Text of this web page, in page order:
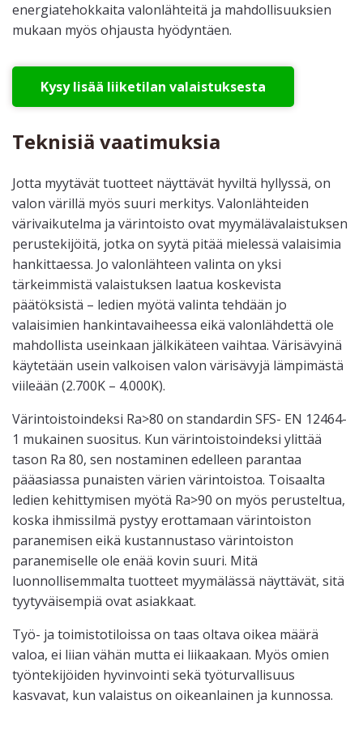
energiatehokkaita valonlähteitä ja mahdollisuuksien
mukaan myös ohjausta hyödyntäen.
Kysy lisää liiketilan valaistuksesta
Teknisiä vaatimuksia
Jotta myytävät tuotteet näyttävät hyviltä hyllyssä, on
valon värillä myös suuri merkitys. Valonlähteiden
värivaikutelma ja värintoisto ovat myymälävalaistuksen
perustekijöitä, jotka on syytä pitää mielessä valaisimia
hankittaessa. Jo valonlähteen valinta on yksi
tärkeimmistä valaistuksen laatua koskevista
päätöksistä – ledien myötä valinta tehdään jo
valaisimien hankintavaiheessa eikä valonlähdettä ole
mahdollista useinkaan jälkikäteen vaihtaa. Värisävyinä
käytetään usein valkoisen valon värisävyjä lämpimästä
viileään (2.700K – 4.000K).
Värintoistoindeksi Ra>80 on standardin SFS- EN 12464-
1 mukainen suositus. Kun värintoistoindeksi ylittää
tason Ra 80, sen nostaminen edelleen parantaa
pääasiassa punaisten värien värintoistoa. Toisaalta
ledien kehittymisen myötä Ra>90 on myös perusteltua,
koska ihmissilmä pystyy erottamaan värintoiston
paranemisen eikä kustannustaso värintoiston
paranemiselle ole enää kovin suuri. Mitä
luonnollisemmalta tuotteet myymälässä näyttävät, sitä
tyytyväisempiä ovat asiakkaat.
Työ- ja toimistotiloissa on taas oltava oikea määrä
valoa, ei liian vähän mutta ei liikaakaan. Myös omien
työntekijöiden hyvinvointi sekä työturvallisuus
kasvavat, kun valaistus on oikeanlainen ja kunnossa.